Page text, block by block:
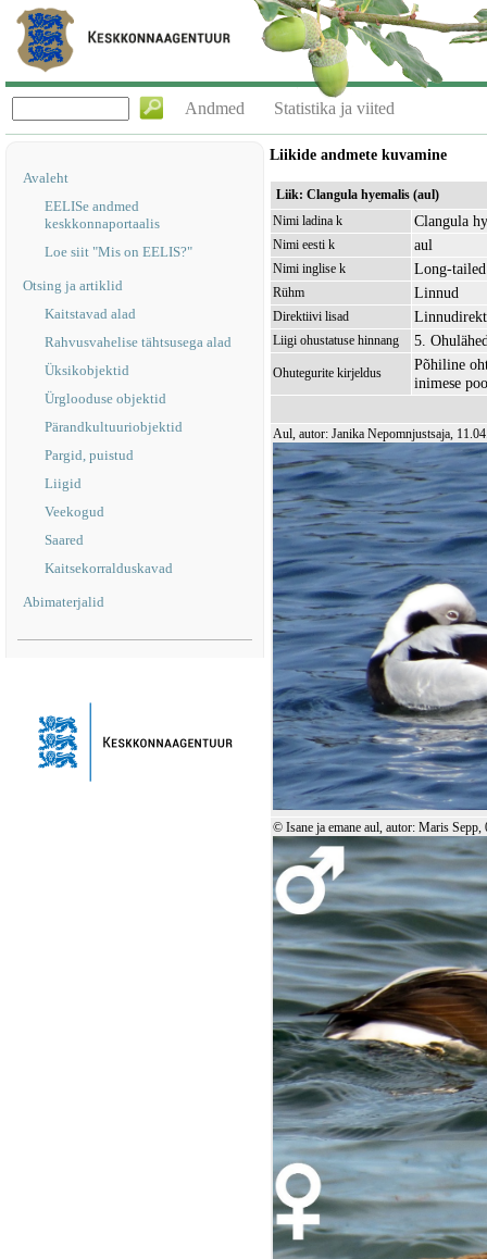
Andmed Statistika ja viited
Avaleht
EELISe andmed
keskkonnaportaalis
Loe siit "Mis on EELIS?"
Otsing ja artiklid
Kaitstavad alad
Rahvusvahelise tähtsusega alad
Üksikobjektid
Ürglooduse objektid
Pärandkultuuriobjektid
Pargid, puistud
Liigid
Veekogud
Saared
Kaitsekorralduskavad
Abimaterjalid
Liikide andmete kuvamine
Liik: Clangula hyemalis (aul)
Nimi ladina k
Clangula
Nimi eesti k aul
Nimi inglise k Long-
Rühm Linnud
Direktiivi lisad
Liigi ohustatuse hinnang 5.
Ohutegurite kirjeldus
Põhiline
inimese
Aul, autor: Janika Nepomnjustsaja,
© Isane ja emane aul, autor: Maris Sepp,